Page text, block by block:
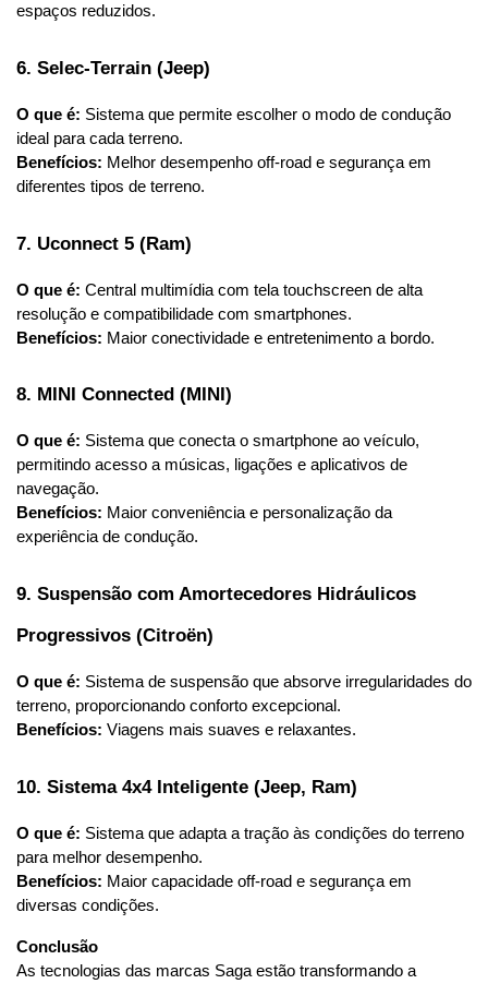
espaços reduzidos.
6. Selec-Terrain (Jeep)
O que é: Sistema que permite escolher o modo de condução
ideal para cada terreno.
Benefícios: Melhor desempenho off-road e segurança em
diferentes tipos de terreno.
7. Uconnect 5 (Ram)
O que é: Central multimídia com tela touchscreen de alta
resolução e compatibilidade com smartphones.
Benefícios: Maior conectividade e entretenimento a bordo.
8. MINI Connected (MINI)
O que é: Sistema que conecta o smartphone ao veículo,
permitindo acesso a músicas, ligações e aplicativos de
navegação.
Benefícios: Maior conveniência e personalização da
experiência de condução.
9. Suspensão com Amortecedores Hidráulicos
Progressivos (Citroën)
O que é: Sistema de suspensão que absorve irregularidades do
terreno, proporcionando conforto excepcional.
Benefícios: Viagens mais suaves e relaxantes.
10. Sistema 4x4 Inteligente (Jeep, Ram)
O que é: Sistema que adapta a tração às condições do terreno
para melhor desempenho.
Benefícios: Maior capacidade off-road e segurança em
diversas condições.
Conclusão
As tecnologias das marcas Saga estão transformando a